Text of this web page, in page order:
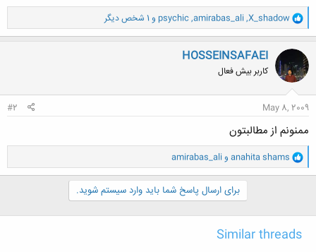
و
ا
ک
ن
ش
ه
ا
X_shadow
,
amirabas_ali
,
psychic و 1 شخص دیگر
HOSSEINSAFAEI
کاربر بیش فعال
May 8, 2009
#2
ممنونم از مطالبتون
و
ا
ک
:
anahita shams و amirabas_ali
برای ارسال پاسخ شما باید وارد سیستم شوید.
Similar threads